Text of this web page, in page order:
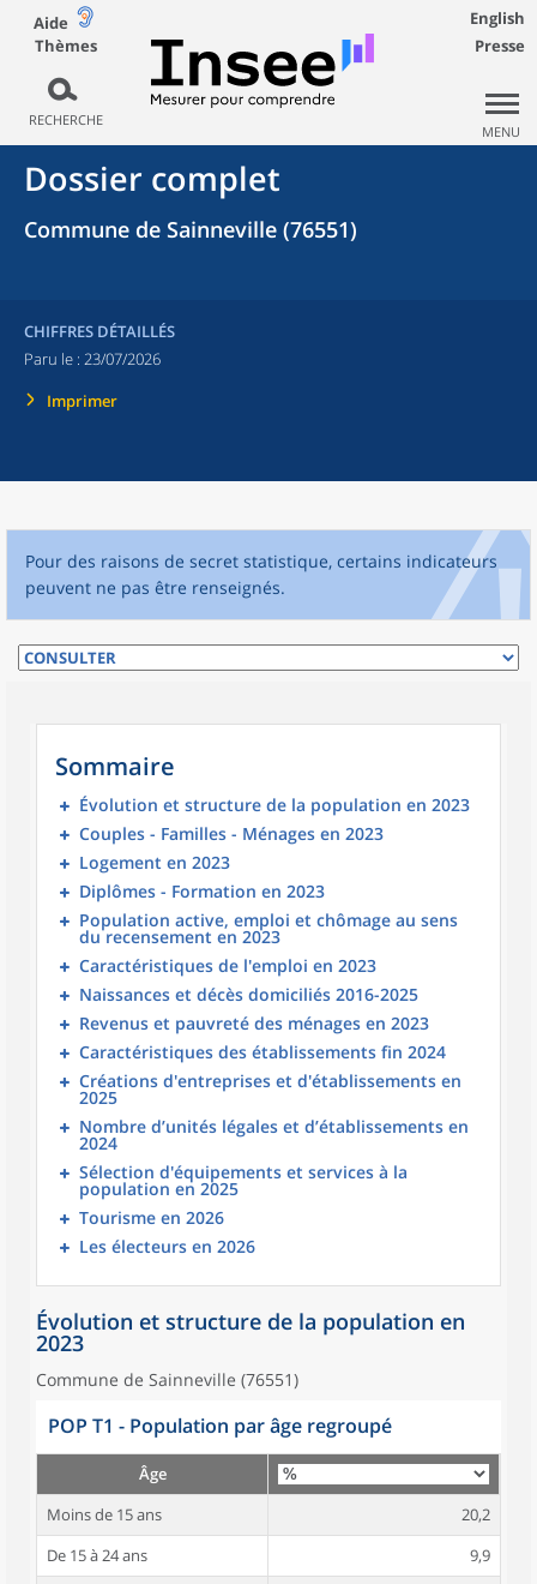
Aide
Thèmes
RECHERCHE
English
Presse
MENU
Dossier complet
Commune de Sainneville (76551)
CHIFFRES DÉTAILLÉS
Paru le : 23/07/2026
Imprimer
Pour des raisons de secret statistique, certains indicateurs
peuvent ne pas être renseignés.
Sommaire
Évolution et structure de la population en 2023
Couples - Familles - Ménages en 2023
Logement en 2023
Diplômes - Formation en 2023
Population active, emploi et chômage au sens
du recensement en 2023
Caractéristiques de l'emploi en 2023
Naissances et décès domiciliés 2016-2025
Revenus et pauvreté des ménages en 2023
Caractéristiques des établissements fin 2024
Créations d'entreprises et d'établissements en
2025
Nombre d’unités légales et d’établissements en
2024
Sélection d'équipements et services à la
population en 2025
Tourisme en 2026
Les électeurs en 2026
Évolution et structure de la population en
2023
Commune de Sainneville (76551)
POP T1 - Population par âge regroupé
Âge
Moins de 15 ans
20,2
De 15 à 24 ans
9,9